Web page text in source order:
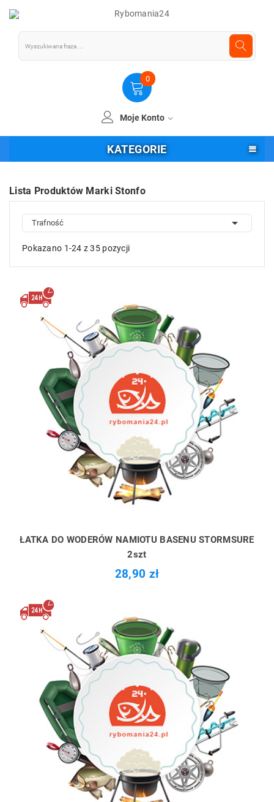
0
Moje Konto
KATEGORIE
Lista Produktów Marki Stonfo
Trafność 
Pokazano 1-24 z 35 pozycji
ŁATKA DO WODERÓW NAMIOTU BASENU STORMSURE
2szt
28,90 zł